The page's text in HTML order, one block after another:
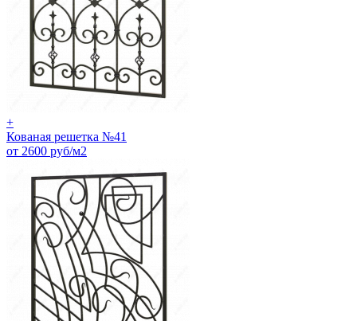
+
Кованая решетка №41
от 2600 руб/м2